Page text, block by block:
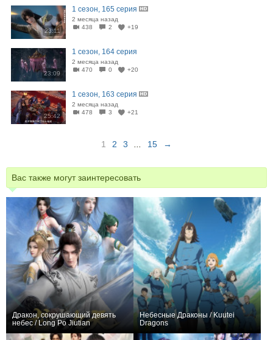
23:11
1 сезон, 165 серия
2 месяца назад
438
2 +19
23:09
1 сезон, 164 серия
2 месяца назад
470
0 +20
25:42
1 сезон, 163 серия
2 месяца назад
478
3 +21
1 2 3 15 →
Вас также могут заинтересовать
Дракон, сокрушающий девять
небес / Long Po Jiutian
Небесные Драконы / Kuutei
Dragons